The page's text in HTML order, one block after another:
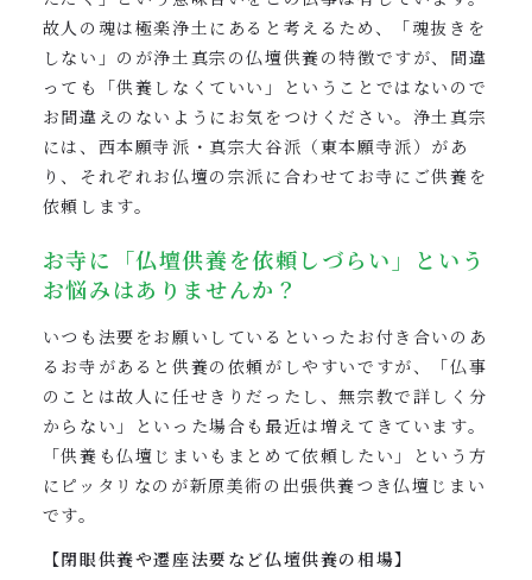
故人の魂は極楽浄土にあると考えるため、「魂抜きを
しない」のが浄土真宗の仏壇供養の特徴ですが、間違
っても「供養しなくていい」ということではないので
お間違えのないようにお気をつけください。浄土真宗
には、西本願寺派・真宗大谷派（東本願寺派）があ
り、それぞれお仏壇の宗派に合わせてお寺にご供養を
依頼します。
お寺に「仏壇供養を依頼しづらい」という
お悩みはありませんか？
いつも法要をお願いしているといったお付き合いのあ
るお寺があると供養の依頼がしやすいですが、「仏事
のことは故人に任せきりだったし、無宗教で詳しく分
からない」といった場合も最近は増えてきています。
「供養も仏壇じまいもまとめて依頼したい」という方
にピッタリなのが新原美術の出張供養つき仏壇じまい
です。
【閉眼供養や遷座法要など仏壇供養の相場】